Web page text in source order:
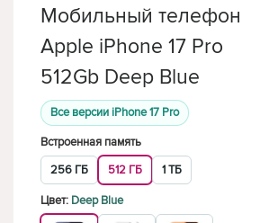
Мобильный телефон
Apple iPhone 17 Pro
512Gb Deep Blue
Все версии iPhone 17 Pro
Встроенная память
256 ГБ
512 ГБ 1 ТБ
Цвет: Deep Blue